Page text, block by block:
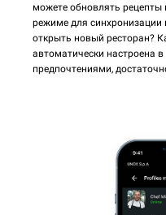
можете обновлять
режиме для синхронизации
открыть новый ресторан?
автоматически настроена
предпочтениями,